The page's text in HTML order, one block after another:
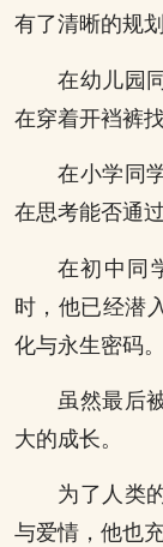
有了清晰的规划
在幼儿园
在穿着开裆裤
在小学同
在思考能否通
在初中同
时，他已经潜
化与永生密码。
虽然最后
大的成长。
为了人类
与爱情，他也